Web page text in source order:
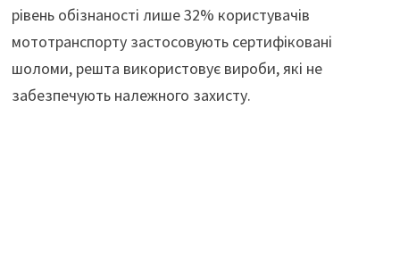
рівень обізнаності лише 32% користувачів
мототранспорту застосовують сертифіковані
шоломи, решта використовує вироби, які не
забезпечують належного захисту.